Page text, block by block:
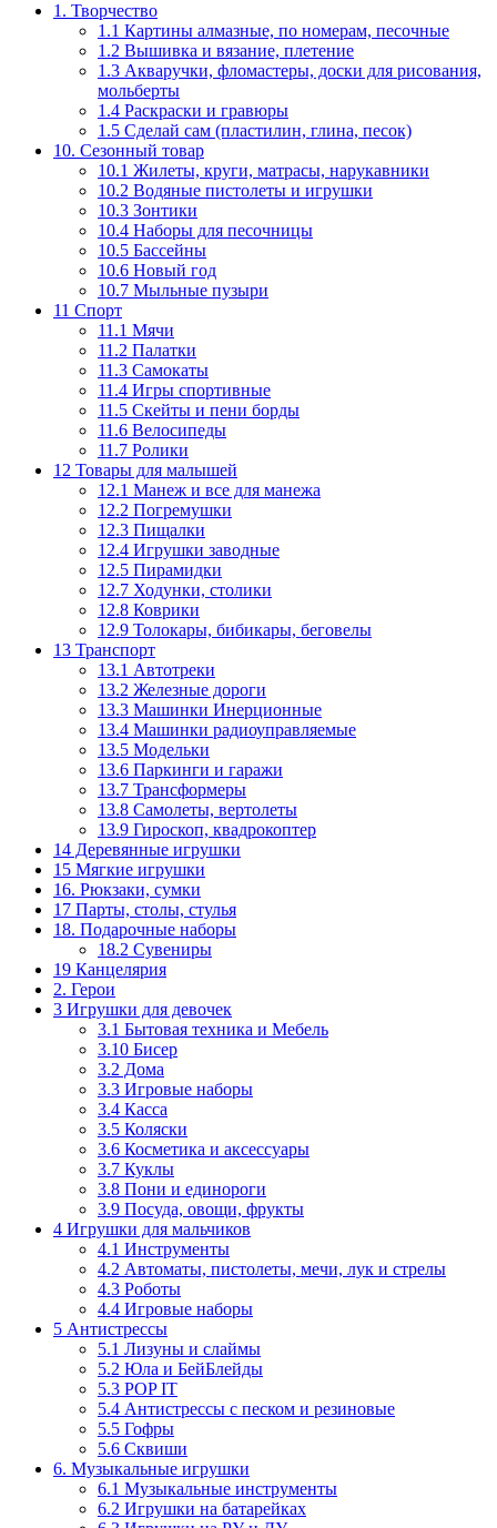
1. Творчество
1.1 Картины алмазные, по номерам, песочные
1.2 Вышивка и вязание, плетение
1.3 Акваручки, фломастеры, доски для рисования,
мольберты
1.4 Раскраски и гравюры
1.5 Сделай сам (пластилин, глина, песок)
10. Сезонный товар
10.1 Жилеты, круги, матрасы, нарукавники
10.2 Водяные пистолеты и игрушки
10.3 Зонтики
10.4 Наборы для песочницы
10.5 Бассейны
10.6 Новый год
10.7 Мыльные пузыри
11 Спорт
11.1 Мячи
11.2 Палатки
11.3 Самокаты
11.4 Игры спортивные
11.5 Скейты и пени борды
11.6 Велосипеды
11.7 Ролики
12 Товары для малышей
12.1 Манеж и все для манежа
12.2 Погремушки
12.3 Пищалки
12.4 Игрушки заводные
12.5 Пирамидки
12.7 Ходунки, столики
12.8 Коврики
12.9 Толокары, бибикары, беговелы
13 Транспорт
13.1 Автотреки
13.2 Железные дороги
13.3 Машинки Инерционные
13.4 Машинки радиоуправляемые
13.5 Модельки
13.6 Паркинги и гаражи
13.7 Трансформеры
13.8 Самолеты, вертолеты
13.9 Гироскоп, квадрокоптер
14 Деревянные игрушки
15 Мягкие игрушки
16. Рюкзаки, сумки
17 Парты, столы, стулья
18. Подарочные наборы
18.2 Сувениры
19 Канцелярия
2. Герои
3 Игрушки для девочек
3.1 Бытовая техника и Мебель
3.10 Бисер
3.2 Дома
3.3 Игровые наборы
3.4 Касса
3.5 Коляски
3.6 Косметика и аксессуары
3.7 Куклы
3.8 Пони и единороги
3.9 Посуда, овощи, фрукты
4 Игрушки для мальчиков
4.1 Инструменты
4.2 Автоматы, пистолеты, мечи, лук и стрелы
4.3 Роботы
4.4 Игровые наборы
5 Антистрессы
5.1 Лизуны и слаймы
5.2 Юла и БейБлейды
5.3 POP IT
5.4 Антистрессы с песком и резиновые
5.5 Гофры
5.6 Сквиши
6. Музыкальные игрушки
6.1 Музыкальные инструменты
6.2 Игрушки на батарейках